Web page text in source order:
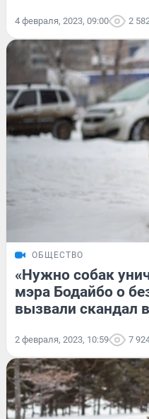
4 февраля, 2023, 09:00 2
ОБЩЕСТВО
«Нужно собак
мэра Бодайбо о
вызвали скандал
2 февраля, 2023, 10:59 7